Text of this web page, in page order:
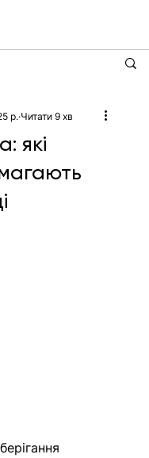
які
р. Читати 9 хв